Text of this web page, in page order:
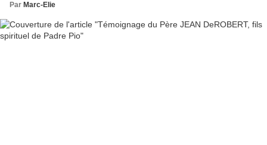
Par Marc-Elie